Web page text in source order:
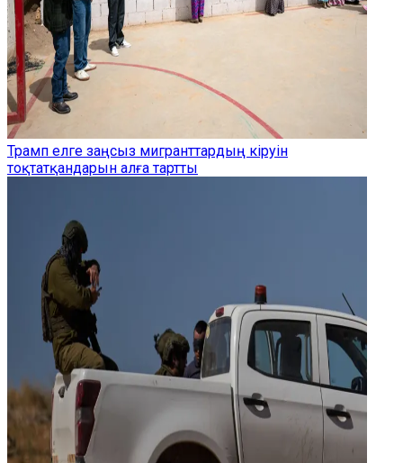
Трамп елге заңсыз мигранттардың кіруін
тоқтатқандарын алға тартты